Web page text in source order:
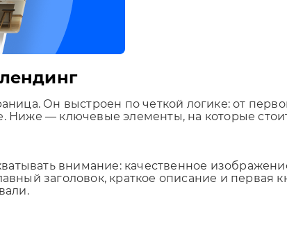
Он выстроен по четкой логике: от
Ниже — ключевые элементы, на которые
внимание: качественное
заголовок, краткое описание и первая